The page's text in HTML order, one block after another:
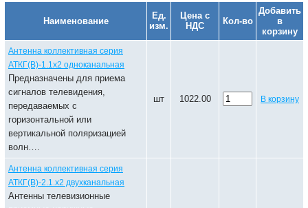
Наименование
Ед.
изм.
Цена с
НДС
Кол-во
Добавить
в
корзину
Антенна коллективная серия
АТКГ(В)-1.1х2 одноканальная
Предназначены для приема
сигналов телевидения,
передаваемых с
горизонтальной или
вертикальной поляризацией
волн….
шт 1022.00 В корзину
Антенна коллективная серия
АТКГ(В)-2.1.х2 двухканальная
Антенны телевизионные